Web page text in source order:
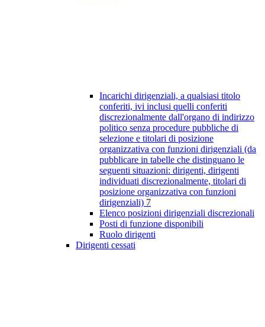
Incarichi dirigenziali, a qualsiasi titolo
conferiti, ivi inclusi quelli conferiti
discrezionalmente dall'organo di indirizzo
politico senza procedure pubbliche di
selezione e titolari di posizione
organizzativa con funzioni dirigenziali (da
pubblicare in tabelle che distinguano le
seguenti situazioni: dirigenti, dirigenti
individuati discrezionalmente, titolari di
posizione organizzativa con funzioni
dirigenziali) 7
Elenco posizioni dirigenziali discrezionali
Posti di funzione disponibili
Ruolo dirigenti
Dirigenti cessati